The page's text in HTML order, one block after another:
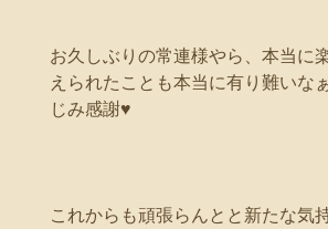
お久しぶりの常連様やら、本当に
えられたことも本当に有り難いな
じみ感謝♥️
これからも頑張らんとと新たな気